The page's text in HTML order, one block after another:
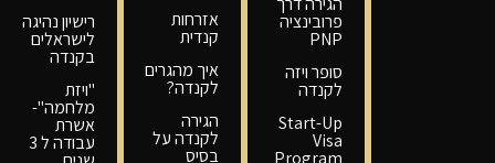
פרובינציה
PNP
סופר ויזה
לקנדה
Start-Up
Visa
Program
אזרחות
קנדית
איך מהגרים
לקנדה?
הגירה
לקנדה על
בסיס
רישיון נהיגה
לישראלים
בקנדה
"ויזת
מלחמה"-
אשרת
עבודה ל 3